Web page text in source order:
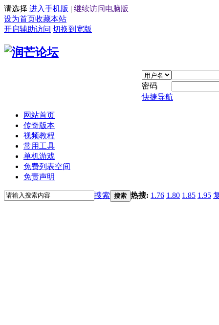
请选择 进入手机版 | 继续访问电脑版
设为首页收藏本站
开启辅助访问 切换到宽版
密码
快捷导航
网站首页
传奇版本
视频教程
常用工具
单机游戏
免费列表空间
免责声明
搜索 搜索 热搜: 1.76 1.80 1.85 1.95